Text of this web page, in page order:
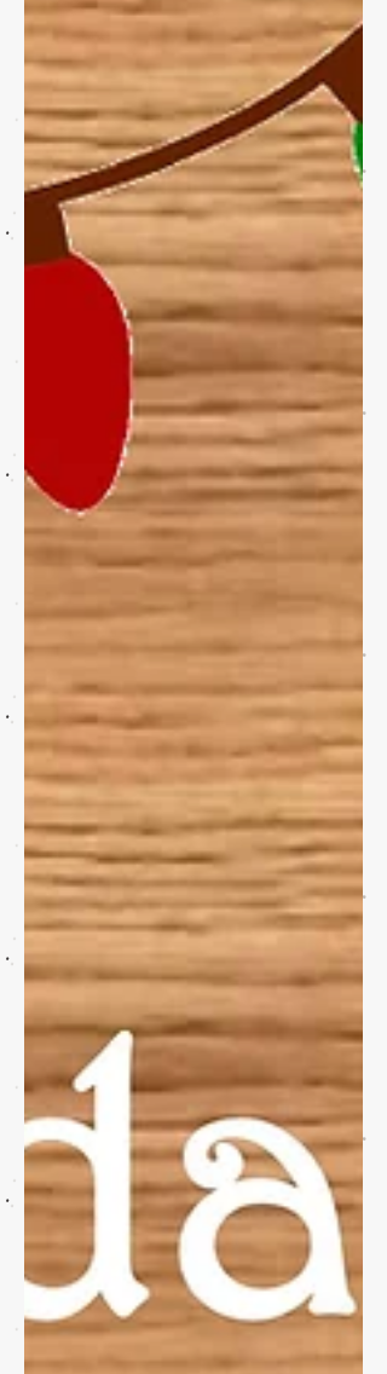
Primária de Páscoa foi criado com o
desejo de criar uma melhor oportunidade
para as